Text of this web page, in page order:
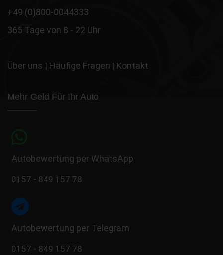
+49 (0)800-0044333
365 Tage von 8 - 22 Uhr
Über uns | Häufige Fragen | Kontakt
Mehr Geld Für Ihr Auto
Autobewertung per WhatsApp
0157 - 849 157 78
Autobewertung per Telegram
0157 - 849 157 78